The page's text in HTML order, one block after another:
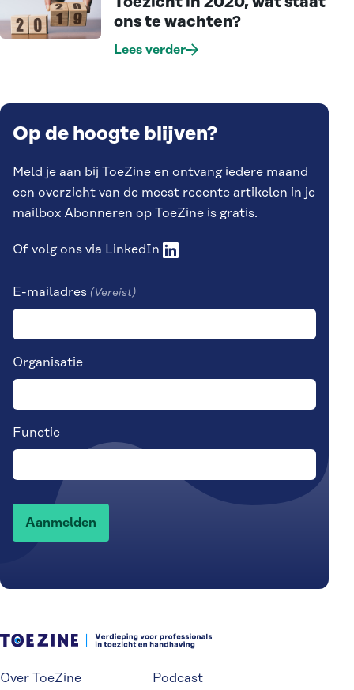
ons te wachten?
Lees verder
Op de hoogte blijven?
Meld je aan bij ToeZine en ontvang iedere maand
een overzicht van de meest recente artikelen in je
mailbox Abonneren op ToeZine is gratis.
Of volg ons via LinkedIn
E-mailadres (Vereist)
Organisatie
Functie
Over ToeZine Podcast